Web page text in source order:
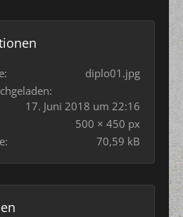
diplo01.jpg
17. Juni 2018 um 22:16
500 × 450 px
70,59 kB